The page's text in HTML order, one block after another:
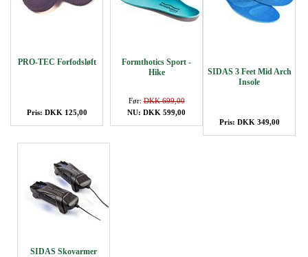
PRO-TEC Forfodsløft
Pris: DKK 125,00
Formthotics Sport -
Hike
Før:DKK 699,00
NU: DKK 599,00
SIDAS 3 Feet Mid Arch
Insole
Pris: DKK 349,00
SIDAS Skovarmer